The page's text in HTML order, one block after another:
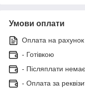
Умови оплати
Оплата на рахунок
- Готівкою
- Післяплати
- Оплата за